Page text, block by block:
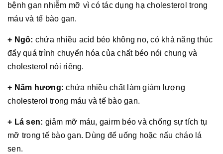
bệnh gan nhiễm mỡ vì có tác dụng hạ cholesterol trong
máu và tế bào gan.
+ Ngô: chứa nhiều acid béo không no, có khả năng thúc
đẩy quá trình chuyển hóa của chất béo nói chung và
cholesterol nói riêng.
+ Nấm hương: chứa nhiều chất làm giảm lượng
cholesterol trong máu và tế bào gan.
+ Lá sen: giảm mỡ máu, gairm béo và chống sự tích tụ
mỡ trong tế bào gan. Dùng để uống hoặc nấu cháo lá
sen.